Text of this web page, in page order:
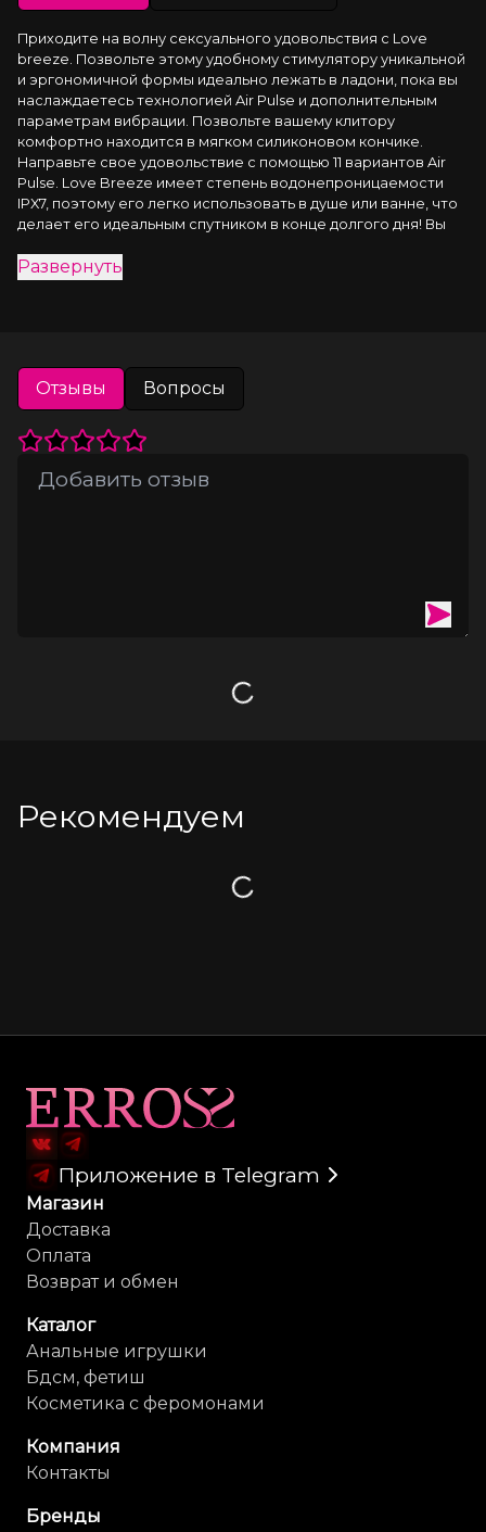
Приходите на волну сексуального удовольствия с Love
breeze. Позвольте этому удобному стимулятору уникальной
и эргономичной формы идеально лежать в ладони, пока вы
наслаждаетесь технологией Air Pulse и дополнительным
параметрам вибрации. Позвольте вашему клитору
комфортно находится в мягком силиконовом кончике.
Направьте свое удовольствие с помощью 11 вариантов Air
Pulse. Love Breeze имеет степень водонепроницаемости
IPX7, поэтому его легко использовать в душе или ванне, что
делает его идеальным спутником в конце долгого дня! Вы
с собой в путешествие!
Развернуть
Отзывы Вопросы
Загрузка
Рекомендуем
Загрузка
Приложение в Telegram
Магазин
Доставка
Оплата
Возврат и обмен
Каталог
Анальные игрушки
Бдсм, фетиш
Косметика с феромонами
Компания
Контакты
Бренды
Карта сайта